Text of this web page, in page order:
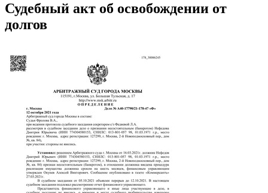
Судебный акт об освобождении от
долгов